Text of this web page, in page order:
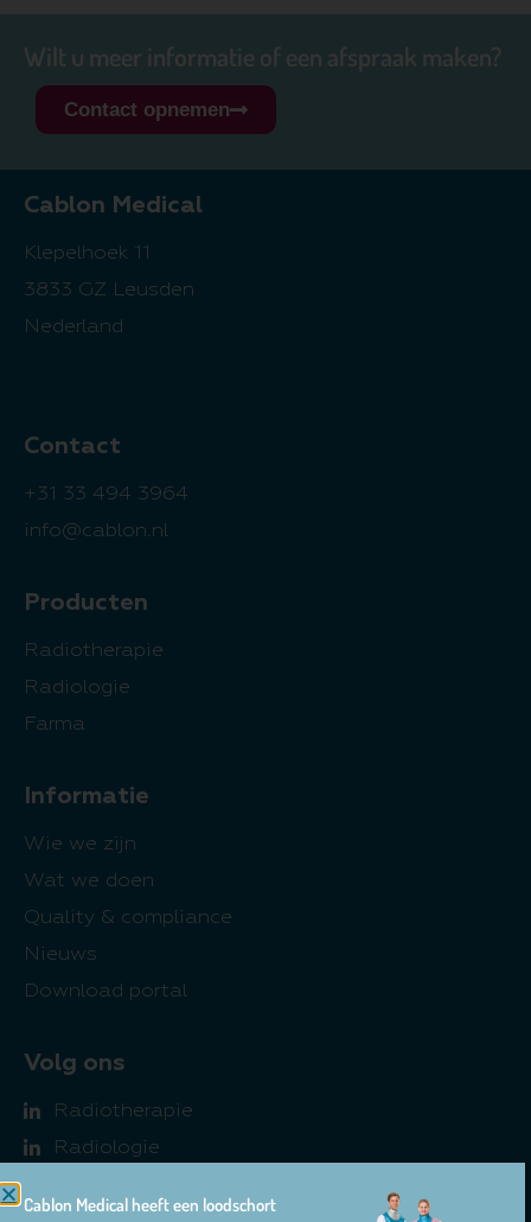
Wilt u meer informatie of een afspraak maken?
Contact opnemen
Cablon Medical
Klepelhoek 11
3833 GZ Leusden
Nederland
Contact
+31 33 494 3964
info@cablon.nl
Producten
Radiotherapie
Radiologie
Farma
Informatie
Wie we zijn
Wat we doen
Quality & compliance
Nieuws
Download portal
Volg ons
Radiotherapie
Radiologie
Cablon Medical heeft een loodschort